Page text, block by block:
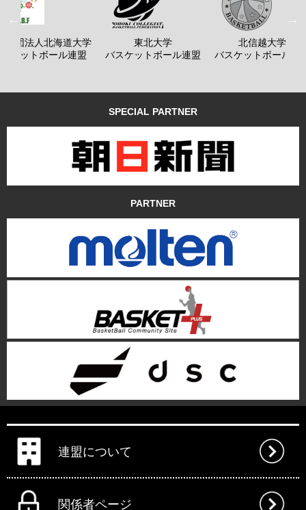
社団法人北海道大学
ケットボール連盟
東北大学
バスケットボール連盟
北信越大学
バスケットボール連
SPECIAL PARTNER
PARTNER
連盟について
関係者ページ